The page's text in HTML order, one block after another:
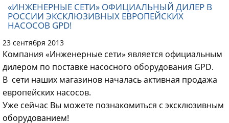
«ИНЖЕНЕРНЫЕ СЕТИ» ОФИЦИАЛЬНЫЙ ДИЛЕР В
РОССИИ ЭКСКЛЮЗИВНЫХ ЕВРОПЕЙСКИХ
НАСОСОВ GPD!
23 сентября 2013
Компания «Инженерные сети» является официальным
дилером по поставке насосного оборудования GPD.
В сети наших магазинов началась активная продажа
европейских насосов.
Уже сейчас Вы можете познакомиться с эксклюзивным
оборудованием!